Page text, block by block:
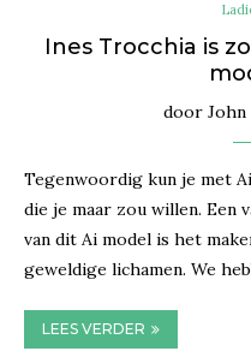
Ines Trocchia is
door John
Tegenwoordig kun je met
die je maar zou willen. Een
van dit Ai model is het
geweldige lichamen. We
LEES VERDER